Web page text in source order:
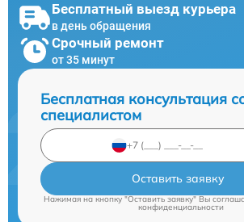
Бесплатный выезд курьера
в день обращения
Срочный ремонт
от 35 минут
Бесплатная консультация
специалистом
Оставить заявку
Нажимая на кнопку "Оставить заявку" Вы
конфиденциальности